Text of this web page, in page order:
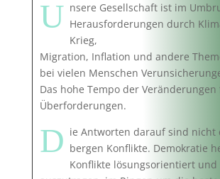
U nsere Gesellschaft ist im
Herausforderungen durch
Krieg,
Migration, Inflation und andere
bei vielen Menschen
Das hohe Tempo der
Überforderungen.
D ie Antworten darauf sind nicht
bergen Konflikte. Demokratie
Konflikte lösungsorientiert und